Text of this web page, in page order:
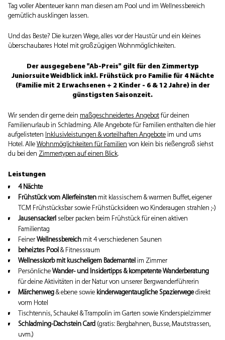
Tag voller Abenteuer kann man diesen am Pool und im Wellnessbereich
gemütlich ausklingen lassen.
Und das Beste? Die kurzen Wege, alles vor der Haustür und ein kleines
überschaubares Hotel mitgroßzügigen Wohnmöglichkeiten.
Der ausgegebene "Ab-Preis" gilt für den Zimmertyp
Juniorsuite Weidblick inkl. Frühstück pro Familie für 4 Nächte
(Familie mit 2 Erwachsenen + 2 Kinder - 6 & 12 Jahre) in der
günstigsten Saisonzeit.
Wir senden dir gerne dein maßgeschneidertes Angebotfür deinen
Familienurlaub in Schladming. Alle Angebote für Familien enthalten die hier
aufgelisteten Inklusivleistungen & vorteilhaften Angeboteim und ums
Hotel. AlleWohnmöglichkeiten für Familien von klein bis rießengroß siehst
du bei den Zimmertypen auf einen Blick.
Leistungen
4 Nächte
Frühstück vom Allerfeinsten mit klassischem & warmen Buffet, eigener
TCM Frühstücksbar sowie Frühstücksideen wo Kinderaugen strahlen ;-)
Jausensackerlselber packen beim Frühstück für einen aktiven
Familientag
FeinerWellnessbereich mit 4 verschiedenen Saunen
beheiztes Pool& Fitnessraum
Wellnesskorb mit kuscheligem Bademantelim Zimmer
PersönlicheWander- und Insidertipps & kompetente Wanderberatung
für deine Aktivitäten in der Natur von unserer Bergwanderführerin
Märchenweg& ebene sowie kinderwagentaugliche Spazierwegedirekt
vorm Hotel
Tischtennis, Schaukel & Trampolin im Garten sowie Kinderspielzimmer
Schladming-Dachstein Card (gratis: Bergbahnen, Busse, Mautstrassen,
uvm.)